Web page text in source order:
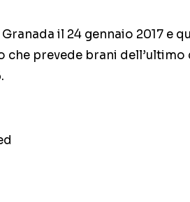
il 24 gennaio 2017 e
che prevede brani dell’ultimo